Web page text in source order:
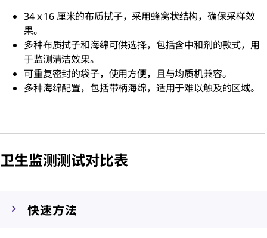
34 x 16 厘米的布质拭子，采用蜂窝状结构，确保采样效
果。
多种布质拭子和海绵可供选择，包括含中和剂的款式，用
于监测清洁效果。
可重复密封的袋子，使用方便，且与均质机兼容。
多种海绵配置，包括带柄海绵，适用于难以触及的区域。
卫生监测测试对比表
快速方法